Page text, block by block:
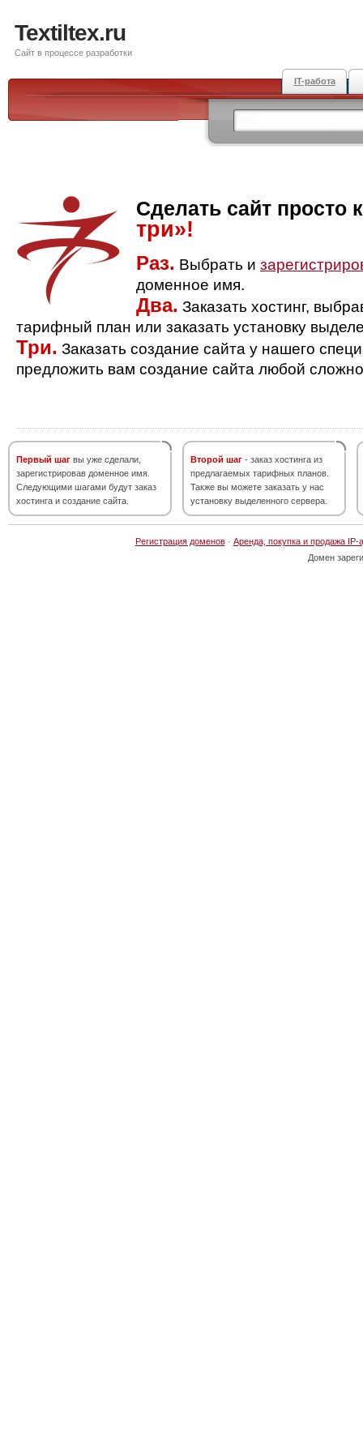
Textiltex.ru
Сайт в процессе разработки
IT-работа
Сделать сайт просто
три»!
Раз. Выбрать и
доменное имя.
Два. Заказать хостинг,
тарифный план или заказать установку
Три. Заказать создание сайта у нашего
предложить вам создание сайта любой
Первый шаг вы уже сделали,
зарегистрировав доменное имя.
Следующими шагами будут заказ
хостинга и создание сайта.
Второй шаг - заказ хостинга из
предлагаемых тарифных планов.
Также вы можете заказать у нас
установку выделенного сервера.
Регистрация доменов· Аренда, покупка и продажа IP-
Домен